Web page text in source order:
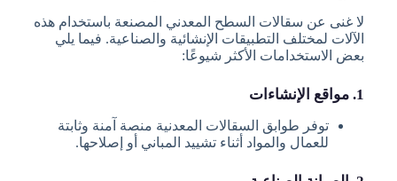
لا غنى عن سقالات السطح المعدني المصنعة باستخدام هذه
الآلات لمختلف التطبيقات الإنشائية والصناعية. فيما يلي
بعض الاستخدامات الأكثر شيوعًا:
1. مواقع الإنشاءات
توفر طوابق السقالات المعدنية منصة آمنة وثابتة
للعمال والمواد أثناء تشييد المباني أو إصلاحها.